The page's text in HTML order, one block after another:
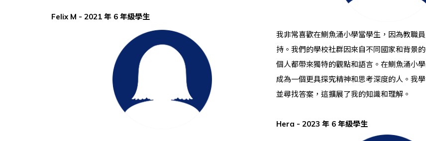
Felix M - 2021 年 6 年級學生
我非常喜歡在鰂魚涌小學當學生，因為教職
持。我們的學校社群因來自不同國家和背景
個人都帶來獨特的觀點和語言。在鰂魚涌小
成為一個更具探究精神和思考深度的人。我
並尋找答案，這擴展了我的知識和理解。
Hera - 2023 年 6 年級學生